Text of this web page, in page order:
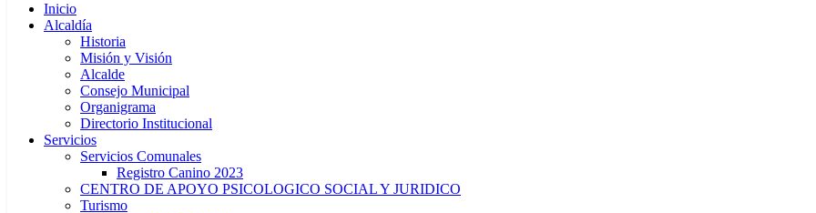
Inicio
Alcaldía
Historia
Misión y Visión
Alcalde
Consejo Municipal
Organigrama
Directorio Institucional
Servicios
Servicios Comunales
Registro Canino 2023
CENTRO DE APOYO PSICOLOGICO SOCIAL Y JURIDICO
Turismo